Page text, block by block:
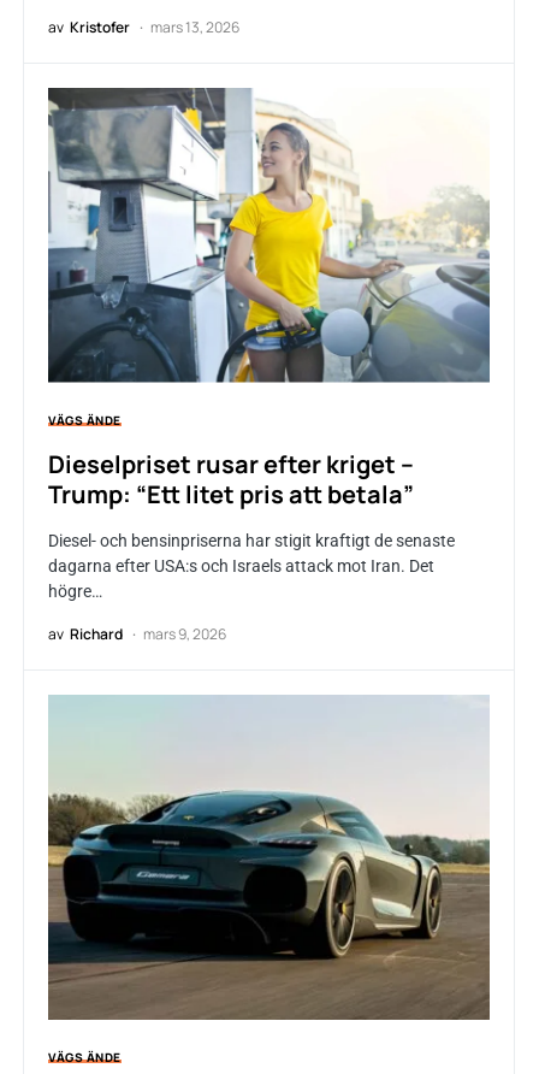
av Kristofer mars 13, 2026
VÄGS ÄNDE
Dieselpriset rusar efter kriget –
Trump: “Ett litet pris att betala”
Diesel- och bensinpriserna har stigit kraftigt de senaste
dagarna efter USA:s och Israels attack mot Iran. Det
högre…
av Richard mars 9, 2026
VÄGS ÄNDE